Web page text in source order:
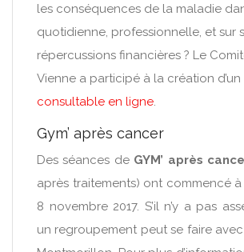
les conséquences de la maladie
quotidienne, professionnelle, et sur
répercussions financières ? Le
Vienne a participé à la création d’un
consultable en ligne.
Gym’ après cancer
Des séances de GYM’ après
après traitements) ont commencé
8 novembre 2017. S’il n’y a pas
un regroupement peut se faire